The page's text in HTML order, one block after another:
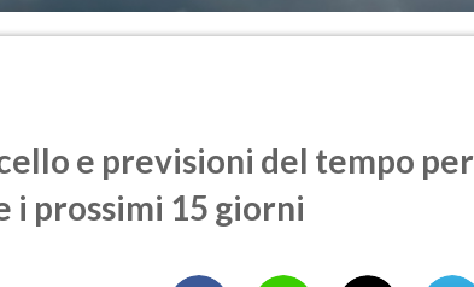
e previsioni del tempo per
i prossimi 15 giorni